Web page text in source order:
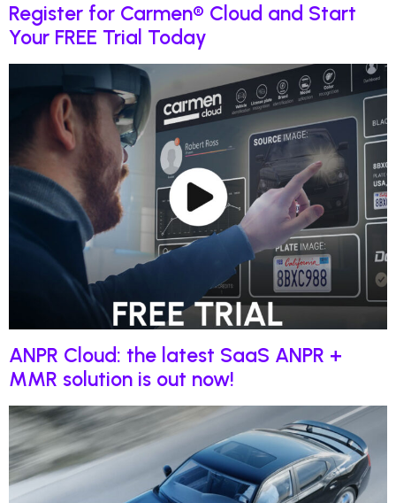
Register for Carmen® Cloud and Start
Your FREE Trial Today
ANPR Cloud: the latest SaaS ANPR +
MMR solution is out now!